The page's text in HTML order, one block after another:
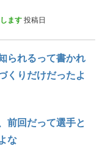
ます 投稿日
られるって書かれ
くりだけだったよ
前回だって選手と
な